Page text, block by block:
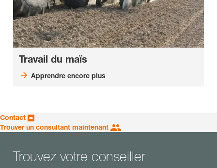
Travail du maïs
Apprendre encore plus
Contact
Trouver un consultant maintenant
Trouvez votre conseiller